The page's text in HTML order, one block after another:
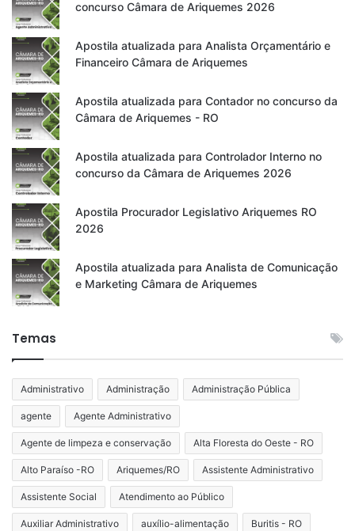
concurso Câmara de Ariquemes 2026
Apostila atualizada para Analista Orçamentário e
Financeiro Câmara de Ariquemes
Apostila atualizada para Contador no concurso da
Câmara de Ariquemes - RO
Apostila atualizada para Controlador Interno no
concurso da Câmara de Ariquemes 2026
Apostila Procurador Legislativo Ariquemes RO
2026
Apostila atualizada para Analista de Comunicação
e Marketing Câmara de Ariquemes
Temas
Administrativo Administração Administração Pública
agente Agente Administrativo
Agente de limpeza e conservação Alta Floresta do Oeste - RO
Alto Paraíso -RO Ariquemes/RO Assistente Administrativo
Assistente Social Atendimento ao Público
Auxiliar Administrativo auxílio-alimentação Buritis - RO